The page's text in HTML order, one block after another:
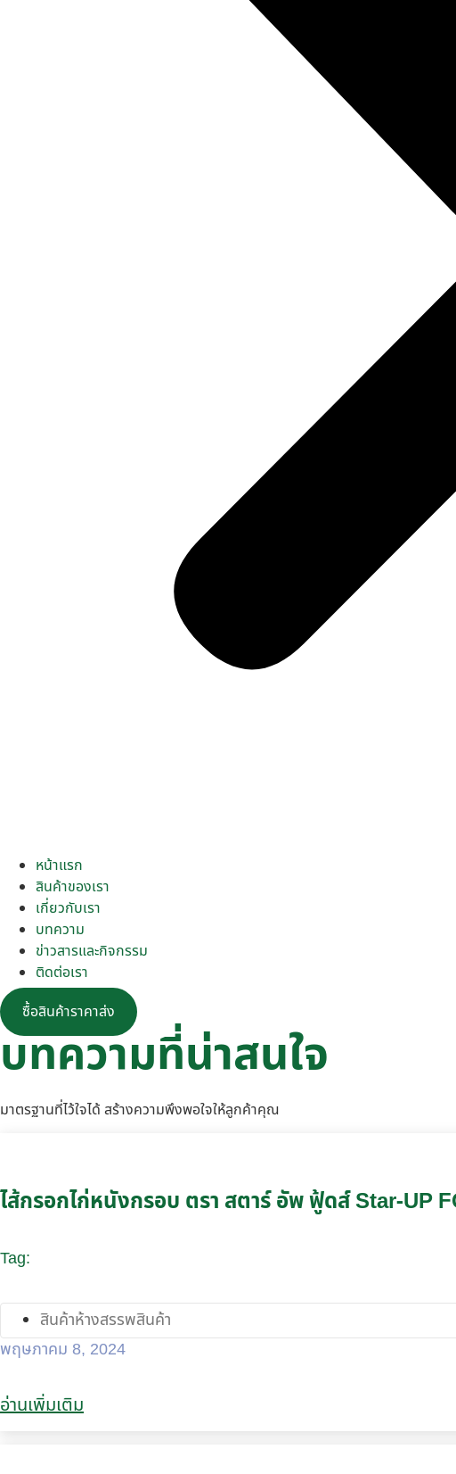
หน้าแรก
สินค้าของเรา
เกี่ยวกับเรา
บทความ
ข่าวสารและกิจกรรม
ติดต่อเรา
ซื้อสินค้าราคาส่ง
บทความที่น่าสนใจ
มาตรฐานที่ไว้ใจได้ สร้างความพึงพอใจให้ลูกค้าคุณ
ไส้กรอกไก่หนังกรอบ ตรา สตาร์ อัพ ฟู้ดส์ Star-UP
Tag:
สินค้าห้างสรรพสินค้า
พฤษภาคม 8, 2024
อ่านเพิ่มเติม